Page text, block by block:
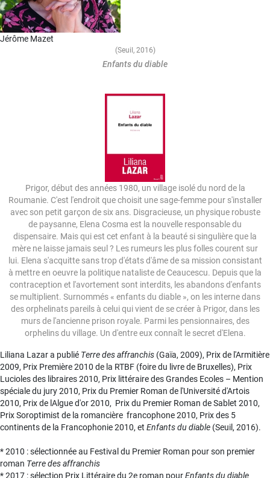
Jérôme Mazet
(Seuil, 2016)
Enfants du diable
Image
Prigor, début des années 1980, un village isolé du nord de la
Roumanie. C'est l'endroit que choisit une sage-femme pour s'installer
avec son petit garçon de six ans. Disgracieuse, un physique robuste
de paysanne, Elena Cosma est la nouvelle responsable du
dispensaire. Mais qui est cet enfant à la beauté si singulière que la
mère ne laisse jamais seul ? Les rumeurs les plus folles courent sur
lui. Elena s'acquitte sans trop d'états d'âme de sa mission consistant
à mettre en oeuvre la politique nataliste de Ceaucescu. Depuis que la
contraception et l'avortement sont interdits, les abandons d'enfants
se multiplient. Surnommés « enfants du diable », on les interne dans
des orphelinats pareils à celui qui vient de se créer à Prigor, dans les
murs de l'ancienne prison royale. Parmi les pensionnaires, des
orphelins du village. Un d'entre eux connaît le secret d'Elena.
Liliana Lazar a publié Terre des affranchis (Gaïa, 2009), Prix de l'Armitière
2009, Prix Première 2010 de la RTBF (foire du livre de Bruxelles), Prix
Lucioles des libraires 2010, Prix littéraire des Grandes Ecoles – Mention
spéciale du jury 2010, Prix du Premier Roman de l'Université d'Artois
2010, Prix de lAlgue d'or 2010, Prix du Premier Roman de Sablet 2010,
Prix Soroptimist de la romancière francophone 2010, Prix des 5
continents de la Francophonie 2010, et Enfants du diable (Seuil, 2016).
* 2010 : sélectionnée au Festival du Premier Roman pour son premier
roman Terre des affranchis
* 2017 : sélection Prix Littéraire du 2e roman pourEnfants du diable